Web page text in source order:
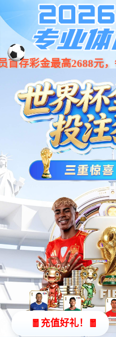
jiuyou.com·(中
股票
代码 001266
按键面板
ePad-I 按键面板
卓越的防尘
ePad-Ⅱ 按键面板